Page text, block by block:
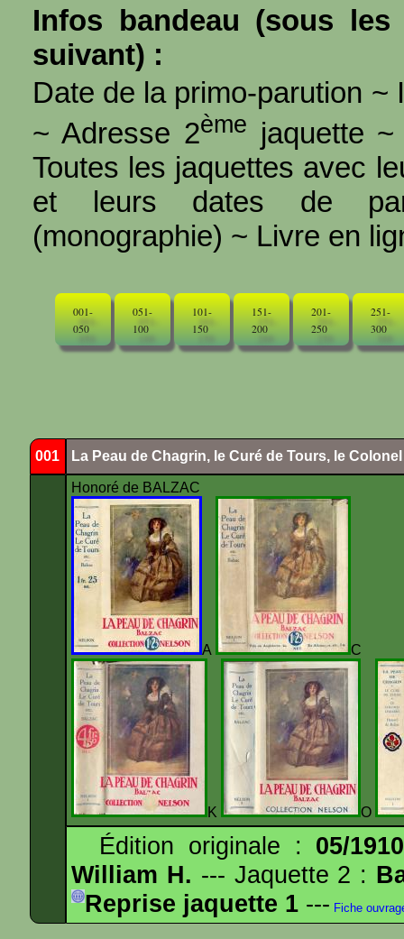
Infos bandeau (sous
suivant) :
Date de la primo-parution ~
~ Adresse 2ème jaquette
Toutes les jaquettes avec
et leurs dates de
(monographie) ~ Livre en
001-
050
051-
100
101-
150
151-
200
201-
250
251-
300
001 La Peau de Chagrin, le Curé de Tours, le
Honoré de BALZAC
A
K O
Édition originale : 05/1910
William H. --- Jaquette 2 :
Reprise jaquette 1 --- Fiche